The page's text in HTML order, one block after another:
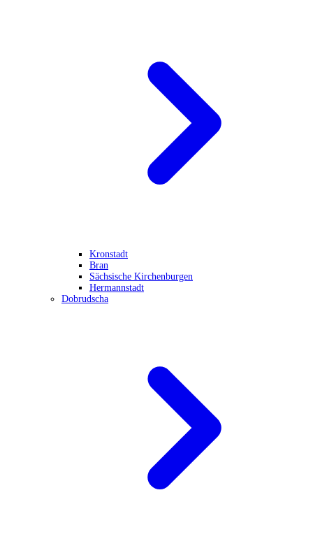
Kronstadt
Bran
Sächsische Kirchenburgen
Hermannstadt
Dobrudscha